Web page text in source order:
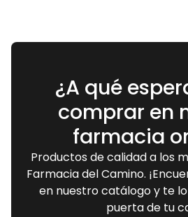
¿A qué
comprar en
farmacia
Productos de calidad a los
Farmacia del Camino.
en nuestro catálogo y te
puerta de tu